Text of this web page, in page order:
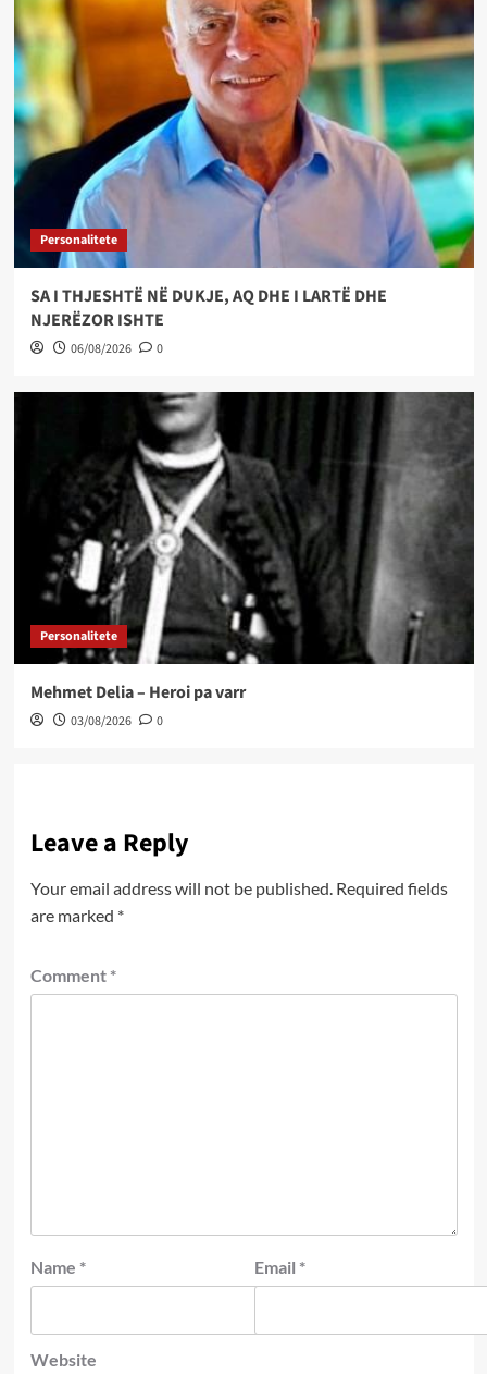
Personalitete
SA I THJESHTË NË DUKJE, AQ DHE I LARTË DHE
NJERËZOR ISHTE
06/08/2026 0
Personalitete
Mehmet Delia – Heroi pa varr
03/08/2026 0
Leave a Reply
Your email address will not be published. Required fields
are marked *
Comment *
Name * Email *
Website